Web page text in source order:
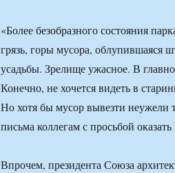
«Более безобразного состояния
грязь, горы мусора, облупившаяся
усадьбы. Зрелище ужасное. В
Конечно, не хочется видеть в
Но хотя бы мусор вывезти неужели
письма коллегам с просьбой
Впрочем, президента Союза